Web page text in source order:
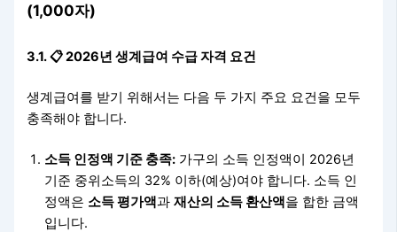
(1,000자)
3.1. 📋 2026년 생계급여 수급 자격 요건
생계급여를 받기 위해서는 다음 두 가지 주요 요건을 모두
충족해야 합니다.
소득 인정액 기준 충족: 가구의 소득 인정액이 2026년
기준 중위소득의 32% 이하(예상)여야 합니다. 소득 인
정액은 소득 평가액과재산의 소득 환산액을 합한 금액
입니다.